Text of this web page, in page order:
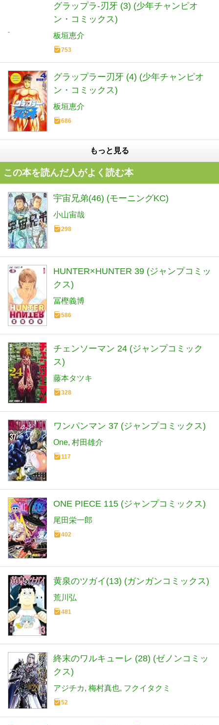
グラップラ-刃牙 (3) (少年チャンピオ
ン・コミックス)
板垣恵介
753
グラップラー刃牙 (4) (少年チャンピオ
ン・コミックス)
板垣恵介
686
もっと見る
この本を読んだ人がよく読む本
宇宙兄弟(46) (モーニングKC)
小山宙哉
298
HUNTER×HUNTER 39 (ジャンプコミッ
クス)
冨樫義博
586
チェンソーマン 24 (ジャンプコミック
ス)
藤本タツキ
328
ワンパンマン 37 (ジャンプコミックス)
One 村田雄介
117
ONE PIECE 115 (ジャンプコミックス)
尾田栄一郎
402
黄泉のツガイ(13) (ガンガンコミックス)
荒川弘
481
終末のワルキューレ (28) (ゼノンコミッ
クス)
アジチカ 梅村真也 フクイタクミ
52